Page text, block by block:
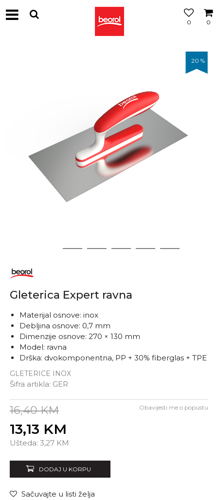
0
0
2 3 4 5 6
20 %
Gleterica Expert ravna
GLETERICE INOX
Šifra artikla: GER
Materijal osnove: inox
Debljina osnove: 0,7 mm
Dimenzije osnove: 270 × 130 mm
Model: ravna
Drška: dvokomponentna, PP + 30% fiberglas + TPE
16,40 KM
13,13 KM
Ušteda: 3,27 KM
Obavijesti me o popustu
Unesi količinu
DODAJ U KORPU
Sačuvajte u listi želja